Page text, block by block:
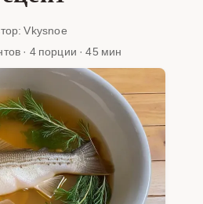
Vkysnoe
· 4 порции · 45 мин